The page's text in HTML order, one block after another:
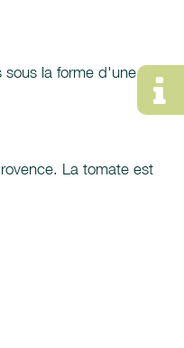
sous la forme d'une
La tomate est